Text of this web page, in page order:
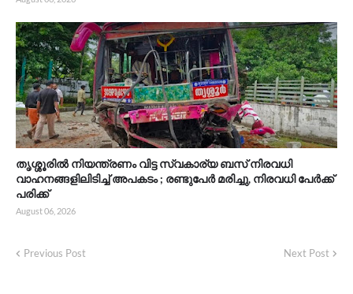
തൃശ്ശൂരിൽ നിയന്ത്രണം വിട്ട സ്വകാര്യ ബസ് നിരവധി
വാഹനങ്ങളിലിടിച്ച് അപകടം ; രണ്ടുപേർ മരിച്ചു, നിരവധി പേർക്ക്
പരിക്ക്
August 06, 2026
Previous Post Next Post